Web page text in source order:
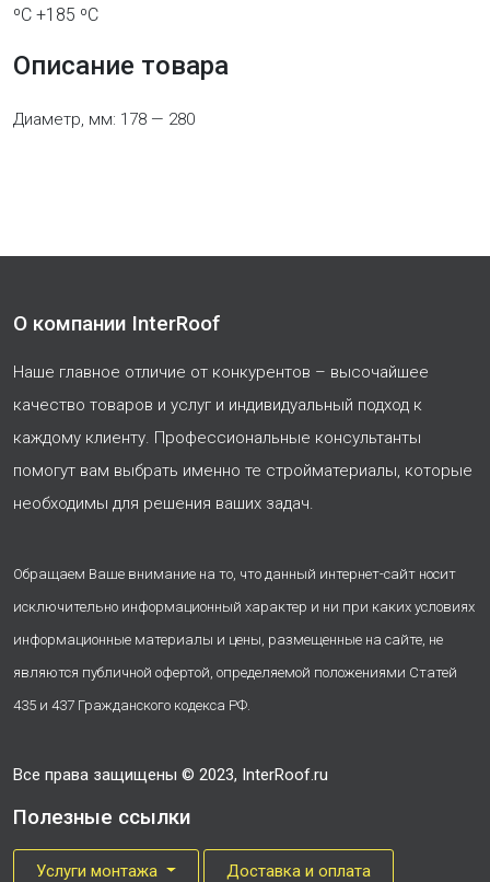
ºC +185 ºC
Описание товара
Диаметр, мм: 178 — 280
О компании InterRoof
Наше главное отличие от конкурентов – высочайшее
качество товаров и услуг и индивидуальный подход к
каждому клиенту. Профессиональные консультанты
помогут вам выбрать именно те стройматериалы, которые
необходимы для решения ваших задач.
Обращаем Ваше внимание на то, что данный интернет-сайт носит
исключительно информационный характер и ни при каких условиях
информационные материалы и цены, размещенные на сайте, не
являются публичной офертой, определяемой положениями Статей
435 и 437 Гражданского кодекса РФ.
Все права защищены © 2023, InterRoof.ru
Полезные ссылки
Услуги монтажа Доставка и оплата